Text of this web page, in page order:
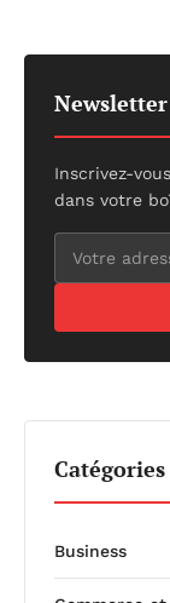
Newsletter
Inscrivez-
dans votre
Catégories
Business